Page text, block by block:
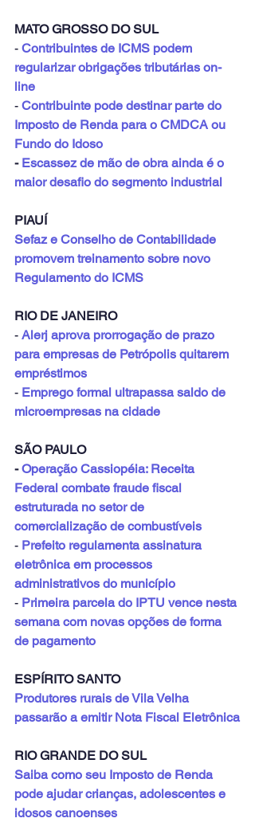
MATO GROSSO DO SUL
- Contribuintes de ICMS podem
regularizar obrigações tributárias on-
line
- Contribuinte pode destinar parte do
Imposto de Renda para o CMDCA ou
Fundo do Idoso
- Escassez de mão de obra ainda é o
maior desafio do segmento industrial
PIAUÍ
Sefaz e Conselho de Contabilidade
promovem treinamento sobre novo
Regulamento do ICMS
RIO DE JANEIRO
- Alerj aprova prorrogação de prazo
para empresas de Petrópolis quitarem
empréstimos
- Emprego formal ultrapassa saldo de
microempresas na cidade
SÃO PAULO
- Operação Cassiopéia: Receita
Federal combate fraude fiscal
estruturada no setor de
comercialização de combustíveis
- Prefeito regulamenta assinatura
eletrônica em processos
administrativos do município
- Primeira parcela do IPTU vence nesta
semana com novas opções de forma
de pagamento
ESPÍRITO SANTO
Produtores rurais de Vila Velha
passarão a emitir Nota Fiscal Eletrônica
RIO GRANDE DO SUL
Saiba como seu Imposto de Renda
pode ajudar crianças, adolescentes e
idosos canoenses